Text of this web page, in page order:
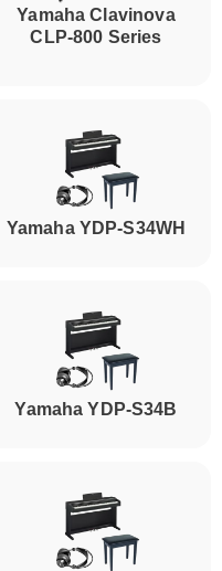
Yamaha Clavinova
CLP-800 Series
Yamaha YDP-S34WH
Yamaha YDP-S34B